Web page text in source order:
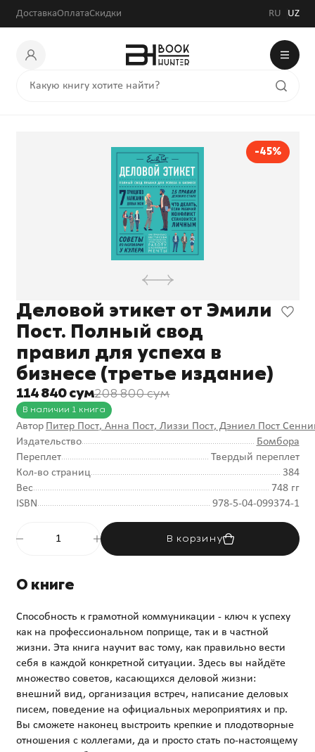
ДоставкаОплатаСкидки RU UZ
-45%
Деловой этикет от Эмили
Пост. Полный свод
правил для успеха в
бизнесе (третье издание)
114 840 сум208 800 сум
В наличии 1 книга
Автор Питер Пост, Анна Пост, Лиззи Пост, Дэниел Пост
Издательство
Бомбора
Переплет
Твердый переплет
Кол-во страниц
384
Вес
748 гг
ISBN
978-5-04-099374-1
В корзину
О книге
Способность к грамотной коммуникации - ключ к успеху
как на профессиональном поприще, так и в частной
жизни. Эта книга научит вас тому, как правильно вести
себя в каждой конкретной ситуации. Здесь вы найдёте
множество советов, касающихся деловой жизни:
внешний вид, организация встреч, написание деловых
писем, поведение на официальных мероприятиях и пр.
Вы сможете наконец выстроить крепкие и плодотворные
отношения с коллегами, да и просто стать по-настоящему